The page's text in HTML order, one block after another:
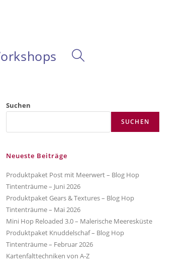
Website-
umschalten
Suchen
SUCHEN
Neueste Beiträge
Produktpaket Post mit Meerwert – Blog Hop
Tintenträume – Juni 2026
Produktpaket Gears & Textures – Blog Hop
Tintenträume – Mai 2026
Mini Hop Reloaded 3.0 – Malerische Meeresküste
Produktpaket Knuddelschaf – Blog Hop
Tintenträume – Februar 2026
Kartenfalttechniken von A-Z